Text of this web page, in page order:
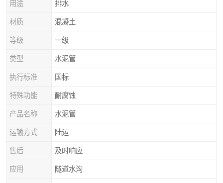
用途 排水
材质 混凝土
等级 一级
类型 水泥管
执行标准 国标
特殊功能 耐腐蚀
产品名称 水泥管
运输方式 陆运
售后 及时响应
应用 隧道水沟